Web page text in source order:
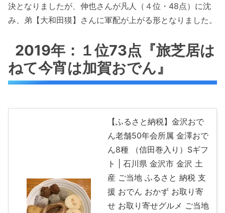
決となりましたが、伸也さんが凡人（４位・48点）に沈
み、弟【大和田獏】さんに軍配が上がる形となりました。
2019年：１位73点『旅芝居は
ねて今宵は加賀おでん』
【ふるさと納税】金沢おで
ん老舗50年会所属 金澤おで
ん8種 （信田巻入り）Sギフ
ト | 石川県 金沢市 金沢 土
産 ご当地 ふるさと 納税 支
援 おでん おかず お取り寄
せ お取り寄せグルメ ご当地